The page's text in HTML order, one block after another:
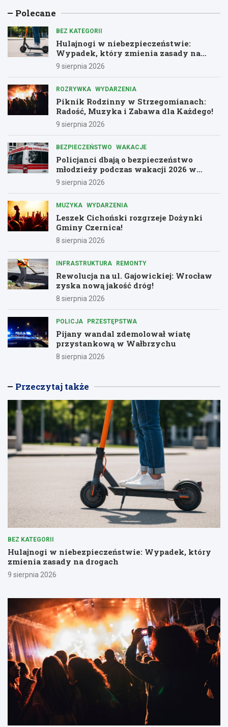
Polecane
BEZ KATEGORII
Hulajnogi w niebezpieczeństwie:
Wypadek, który zmienia zasady na
drogach
9 sierpnia 2026
ROZRYWKA WYDARZENIA
Piknik Rodzinny w Strzegomianach:
Radość, Muzyka i Zabawa dla Każdego!
9 sierpnia 2026
BEZPIECZEŃSTWO WAKACJE
Policjanci dbają o bezpieczeństwo
młodzieży podczas wakacji 2026 w
Dolnośląskiem
9 sierpnia 2026
MUZYKA WYDARZENIA
Leszek Cichoński rozgrzeje Dożynki
Gminy Czernica!
8 sierpnia 2026
INFRASTRUKTURA REMONTY
Rewolucja na ul. Gajowickiej: Wrocław
zyska nową jakość dróg!
8 sierpnia 2026
POLICJA PRZESTĘPSTWA
Pijany wandal zdemolował wiatę
przystankową w Wałbrzychu
8 sierpnia 2026
Przeczytaj także
BEZ KATEGORII
Hulajnogi w niebezpieczeństwie: Wypadek, który
zmienia zasady na drogach
9 sierpnia 2026